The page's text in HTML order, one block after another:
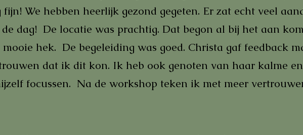
fijn! We hebben heerlijk gezond gegeten. Er zat echt veel
de dag! De locatie was prachtig. Dat begon al bij het aan
mooie hek. De begeleiding was goed. Christa gaf feedback
dat ik dit kon. Ik heb ook genoten van haar kalme
focussen. Na de workshop teken ik met meer